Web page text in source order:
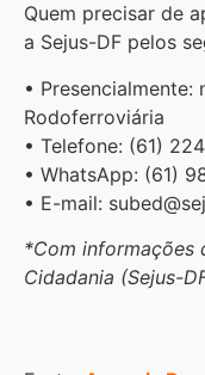
Quem precisar de
a Sejus-DF pelos
• Presencialmente:
Rodoferroviária
• Telefone: (61)
• WhatsApp: (61)
• E-mail:
*Com informações
Cidadania (Sejus-